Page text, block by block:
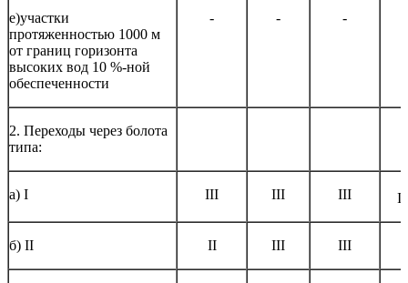
е)участки
протяженностью 1000 м
от границ горизонта
высоких вод 10 %-ной
обеспеченности
- - -
2. Переходы через болота
типа:
а) I III III III
б) II II III III